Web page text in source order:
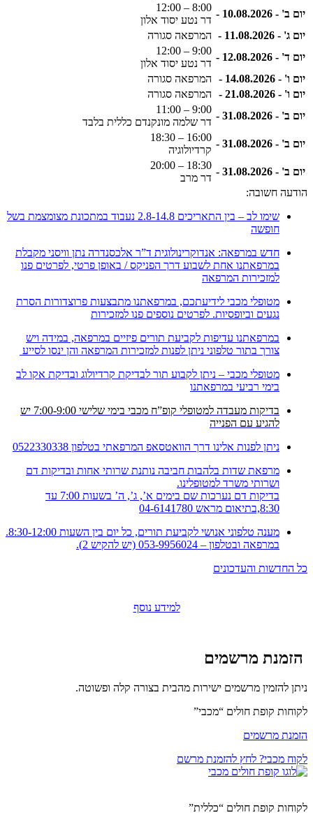
יום ב' - 10.08.2026 -
8:00 – 12:00
דר נטע יסוד אלון
יום ג' - 11.08.2026 -
המרפאה סגורה
יום ד' - 12.08.2026 -
9:00 – 12:00
דר נטע יסוד אלון
יום ו' - 14.08.2026 -
המרפאה סגורה
יום ו' - 21.08.2026 -
המרפאה סגורה
יום ב' - 31.08.2026 -
9:00 – 11:00
דר שלמה מונקנדם כללית בלבד
יום ב' - 31.08.2026 -
16:00 – 18:30
קרדיולוגיה
יום ב' - 31.08.2026 -
18:30 – 20:00
דר מרב
הודעה חשובה:
שימו לב – בין התאריכים 2.8-14.8 נעבוד במתכונת מצומצמת בשל
חופשה
חדש במרפאה: אנדוקרינולוגית ד”ר אלכסנדרה נתן וויסני מקבלת
במרפאתנו אחת לשבוע דרך הפניקס / באופן פרטי, לפרטים פנו
למזכירות המרפאה
מטופלי מכבי לידיעתכם, במרפאתנו מתבצעות פרוצדורות הסרת
נגעים וביופסיות. לפרטים נוספים פנו למזכירות
במרפאתנו עדיפות לקביעת תורים פיזיים במרפאה, במידה ויש
צורך בתור טלפוני ניתן לפנות למזכירות המרפאה והן ינסו לסייע
מטופלי מכבי – ניתן לקבוע תור לבדיקת קרדיולוג ובדיקת אקו לב
בימי רביעי במרפאתנו
בדיקות מעבדה למטופלי קופ”ח מכבי בימי שלישי 7:00-9:00 יש
להגיע עם הפנייה
ניתן לפנות אלינו דרך הוואטסאפ המרפאתי בטלפון 0522330338
מרפאת שדות בלהבות חביבה נותנת שרותי אחות ובדיקות דם
ושרותי משרד למטופלינו.
בדיקות דם נערכות שם בימים א’, ג’, ה’ בשעות 7:00 עד
8:30,בתיאום מראש 04-6141780
מענה טלפוני אנושי לקביעת תורים, כל יום בין השעות 8:30-12:00.
במרפאה ובטלפון – 053-9956024 (יש להקיש 2).
כל החדשות והעדכונים
למידע נוסף
הזמנת מרשמים
ניתן להזמין מרשמים ישירות מהבית בצורה קלה ופשוטה.
לקוחות קופת חולים “מכבי”
הזמנת מרשמים
לקוח מכבי? לחץ להזמנת מרשם
לקוחות קופת חולים “כללית”